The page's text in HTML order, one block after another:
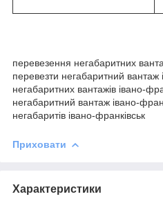
перевезення негабаритних
перевезти негабаритний вантаж
негабаритних вантажів івано-
негабаритний вантаж івано-
негабаритів івано-франківськ
Приховати
Характеристики